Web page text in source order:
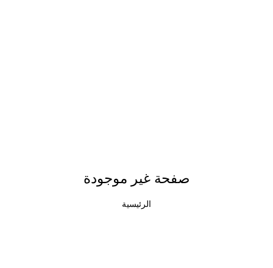
صفحة غير موجودة
الرئيسية